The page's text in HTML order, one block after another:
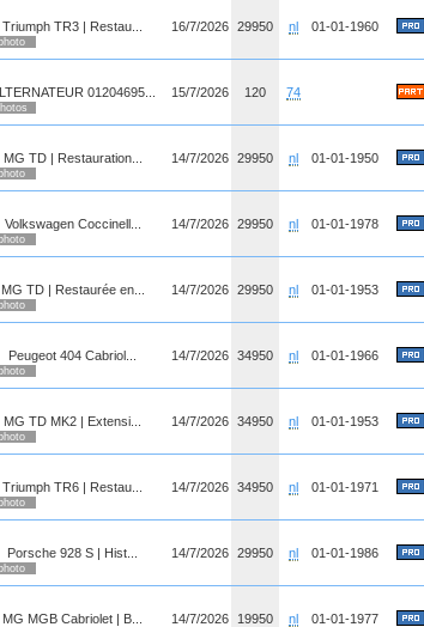
Triumph TR3 | Restau... 16/7/2026 29950 nl 01-01-1960
01204695... 15/7/2026 120 74
MG TD | Restauration... 14/7/2026 29950 nl 01-01-1950
Volkswagen Coccinell... 14/7/2026 29950 nl 01-01-1978
MG TD | Restaurée en... 14/7/2026 29950 nl 01-01-1953
Peugeot 404 Cabriol... 14/7/2026 34950 nl 01-01-1966
MG TD MK2 | Extensi... 14/7/2026 34950 nl 01-01-1953
Triumph TR6 | Restau... 14/7/2026 34950 nl 01-01-1971
Porsche 928 S | Hist... 14/7/2026 29950 nl 01-01-1986
MG MGB Cabriolet | B... 14/7/2026 19950 nl 01-01-1977